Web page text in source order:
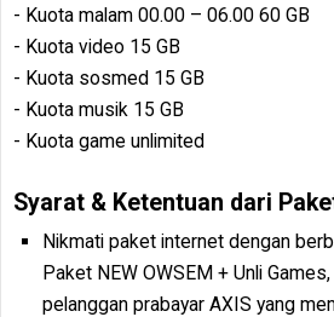
- Kuota malam 00.00 – 06.00 60 GB
- Kuota video 15 GB
- Kuota sosmed 15 GB
- Kuota musik 15 GB
- Kuota game unlimited
Syarat & Ketentuan dari
Nikmati paket internet dengan
Paket NEW OWSEM + Unli
pelanggan prabayar AXIS yang